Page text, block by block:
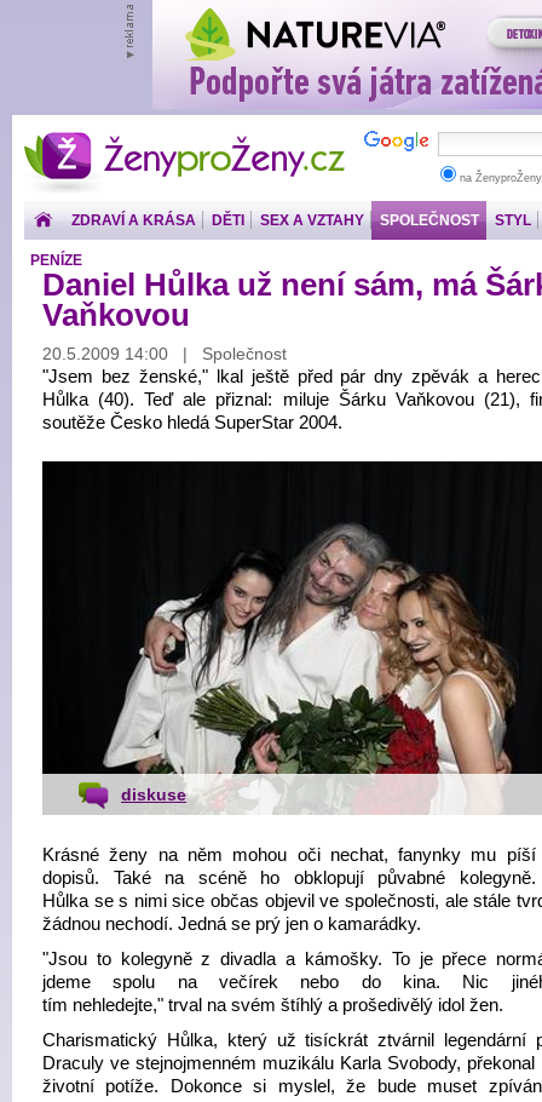
ŽenyproŽeny.cz
na
ZDRAVÍ A KRÁSA DĚTI SEX A VZTAHY SPOLEČNOST STYL
PENÍZE
Daniel Hůlka už není sám, má
Vaňkovou
20.5.2009 14:00 | Společnost
"Jsem bez ženské," lkal ještě před pár dny zpěvák a
Hůlka (40). Teď ale přiznal: miluje Šárku Vaňkovou (21),
soutěže Česko hledá SuperStar 2004.
diskuse
Krásné ženy na něm mohou oči nechat, fanynky mu píší
dopisů. Také na scéně ho obklopují půvabné kolegyně.
Hůlka se s nimi sice občas objevil ve společnosti, ale stále
žádnou nechodí. Jedná se prý jen o kamarádky.
"Jsou to kolegyně z divadla a kámošky. To je přece
jdeme spolu na večírek nebo do kina. Nic
tím nehledejte," trval na svém štíhlý a prošedivělý idol žen.
Charismatický Hůlka, který už tisíckrát ztvárnil legendární
Draculy ve stejnojmenném muzikálu Karla Svobody, překonal
životní potíže. Dokonce si myslel, že bude muset